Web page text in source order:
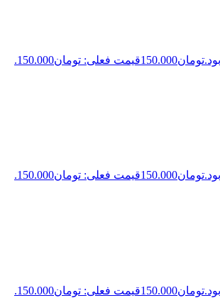
تومان150.000قیمت فعلی: تومان150.000.
تومان150.000قیمت فعلی: تومان150.000.
تومان150.000قیمت فعلی: تومان150.000.